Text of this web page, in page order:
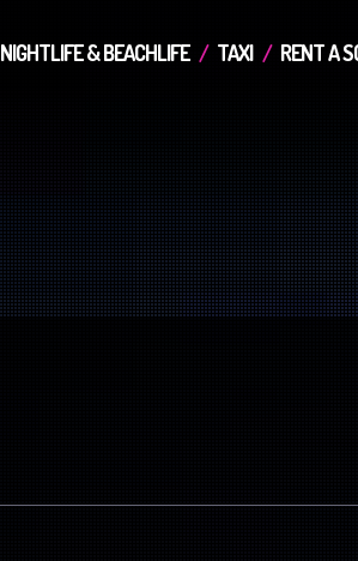
NIGHTLIFE & BEACHLIFE TAXI RENT A